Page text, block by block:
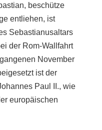
beschütze
entliehen, ist
Sebastianusaltars
der Rom-Wallfahrt
November
ist der
Paul II., wie
europäischen